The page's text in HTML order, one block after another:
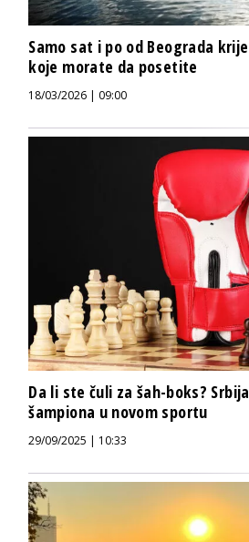
Samo sat i po od Beograda
koje morate da posetite
18/03/2026 | 09:00
Da li ste čuli za šah-boks?
šampiona u novom sportu
29/09/2025 | 10:33